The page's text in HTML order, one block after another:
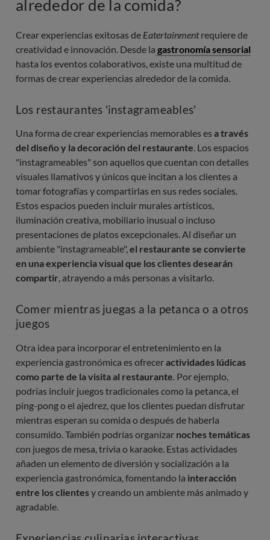
alrededor de la comida?
Crear experiencias exitosas de Eatertainmentrequiere de
creatividad e innovación. Desde la gastronomía sensorial
hasta los eventos colaborativos, existe una multitud de
formas de crear experiencias alrededor de la comida.
Los restaurantes 'instagrameables'
Una forma de crear experiencias memorables es a través
del diseño y la decoración del restaurante. Los espacios
"instagrameables" son aquellos que cuentan con detalles
visuales llamativos y únicos que incitan a los clientes a
tomar fotografías y compartirlas en sus redes sociales.
Estos espacios pueden incluir murales artísticos,
iluminación creativa, mobiliario inusual o incluso
presentaciones de platos excepcionales. Al diseñar un
ambiente "instagrameable",el restaurante se convierte
en una experiencia visual que los clientes desearán
compartir, atrayendo a más personas a visitarlo.
Comer mientras juegas a la petanca o a otros
juegos
Otra idea para incorporar el entretenimiento en la
experiencia gastronómica es ofreceractividades lúdicas
como parte de la visita al restaurante . Por ejemplo,
podrías incluir juegos tradicionales como la petanca, el
ping-pong o el ajedrez, que los clientes puedan disfrutar
mientras esperan su comida o después de haberla
consumido. También podrías organizar noches temáticas
con juegos de mesa, trivia o karaoke. Estas actividades
añaden un elemento de diversión y socialización a la
experiencia gastronómica, fomentando la interacción
entre los clientesy creando un ambiente más animado y
agradable.